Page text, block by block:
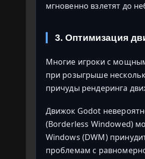
мгновенно взлетят до
3. Оптимизация
Многие игроки с
при розыгрыше
причуды рендеринга
Движок Godot
(Borderless Windowed)
Windows (DWM)
проблемам с